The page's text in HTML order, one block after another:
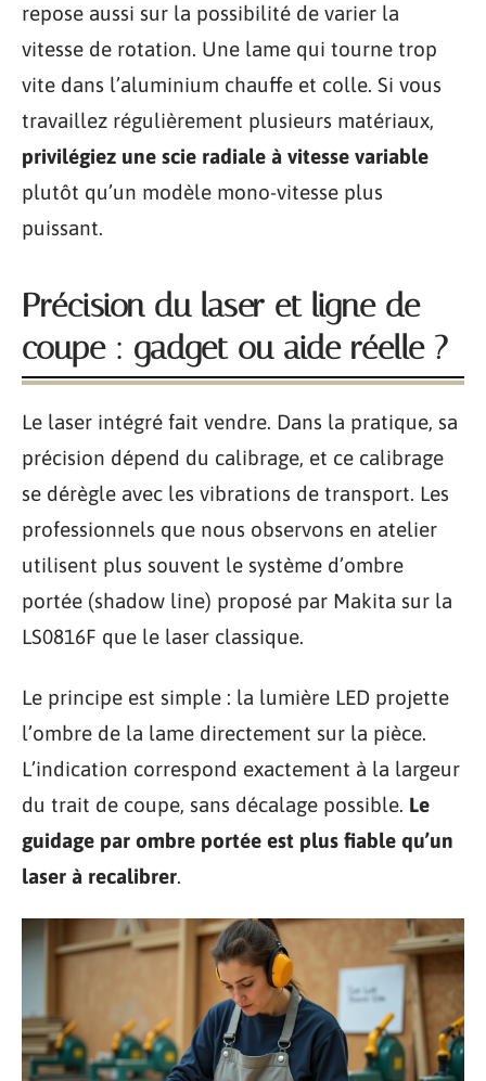
repose aussi sur la possibilité de varier la
vitesse de rotation. Une lame qui tourne trop
vite dans l’aluminium chauffe et colle. Si vous
travaillez régulièrement plusieurs matériaux,
privilégiez une scie radiale à vitesse variable
plutôt qu’un modèle mono-vitesse plus
puissant.
Précision du laser et ligne de
coupe : gadget ou aide réelle ?
Le laser intégré fait vendre. Dans la pratique, sa
précision dépend du calibrage, et ce calibrage
se dérègle avec les vibrations de transport. Les
professionnels que nous observons en atelier
utilisent plus souvent le système d’ombre
portée (shadow line) proposé par Makita sur la
LS0816F que le laser classique.
Le principe est simple : la lumière LED projette
l’ombre de la lame directement sur la pièce.
L’indication correspond exactement à la largeur
du trait de coupe, sans décalage possible. Le
guidage par ombre portée est plus fiable qu’un
laser à recalibrer.